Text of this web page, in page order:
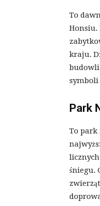
To
Honsiu.
kraju.
budowli
symboli
Park
To park
śniegu.